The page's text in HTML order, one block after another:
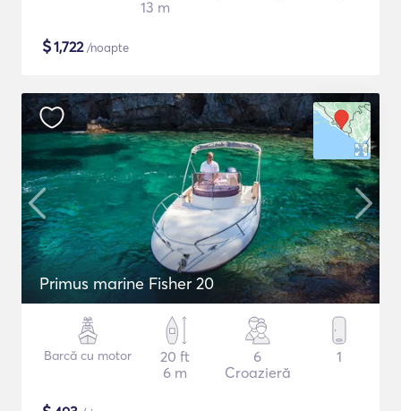
13 m
$1,722/noapte
Primus marine Fisher 20
Barcă cu motor
20 ft
6 m
6
Croazieră
1